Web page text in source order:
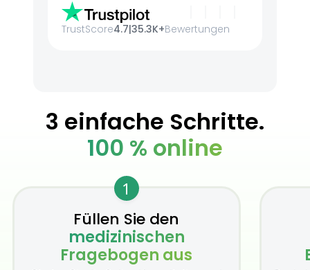
TrustScore4.7|35.3K+Bewertungen
3 einfache Schritte.
100 % online
1
Füllen Sie den
medizinischen
Fragebogen aus